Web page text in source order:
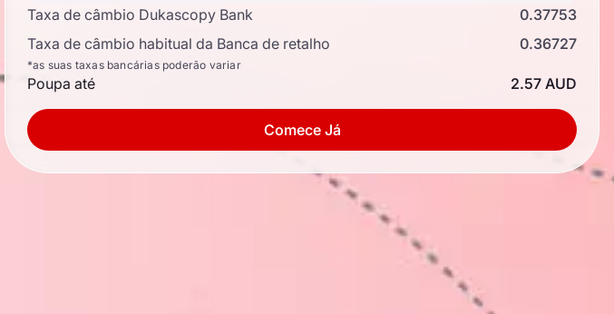
Taxa de câmbio Dukascopy Bank
0.37753
Taxa de câmbio habitual da Banca de retalho
0.36727
*as suas taxas bancárias poderão variar
Poupa até 2.57 AUD
Comece Já